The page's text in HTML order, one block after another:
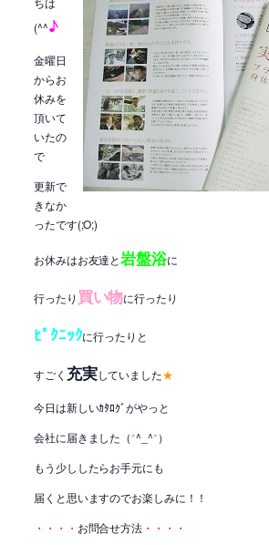
(^^♪
金曜日
からお
休みを
頂いて
いたの
で
更新で
きなか
ったです(;O;)
お休みはお友達と岩盤浴に
行ったり 買い物に行ったり
ﾋﾟｸﾆｯｸに行ったりと
すごく 充実していました★
今日は新しいｶﾀﾛｸﾞがやっと
会社に届きました（*^_^*）
もう少ししたらお手元にも
届くと思いますのでお楽しみに！！
・・・・ お問合せ方法 ・・・・